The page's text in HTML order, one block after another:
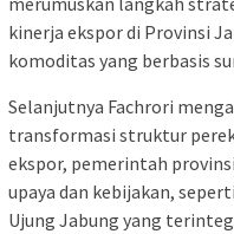
kinerja ekspor di Provinsi
komoditas yang berbasis
Selanjutnya Fachrori
transformasi struktur
ekspor, pemerintah
upaya dan kebijakan,
Ujung Jabung yang